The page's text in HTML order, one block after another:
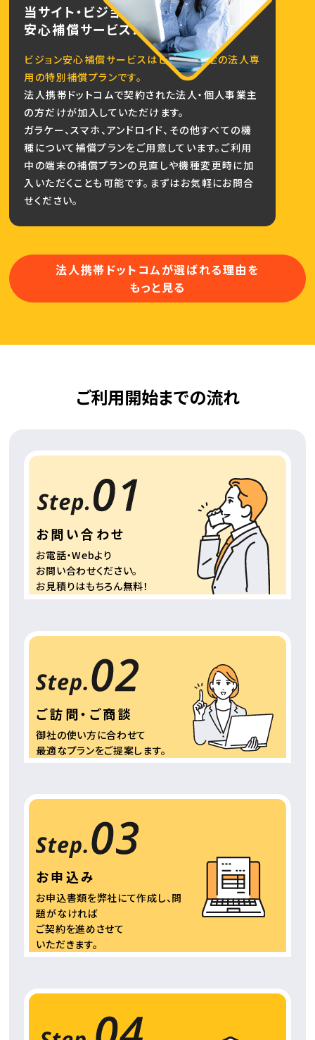
当サイト・ビジョン限定の
安心補償サービス！
ビジョン安心補償サービスはビジョン限定の法人専
用の特別補償プランです。
法人携帯ドットコムで契約された法人・個人事業主
の方だけが加入していただけます。
ガラケー、スマホ、アンドロイド、その他すべての機
種について補償プランをご用意しています。ご利用
中の端末の補償プランの見直しや機種変更時に加
入いただくことも可能です。まずはお気軽にお問合
せください。
法人携帯ドットコムが選ばれる理由を
もっと見る
ご利用開始までの流れ
お問い合わせ
お電話・Webより
お問い合わせください。
お見積りはもちろん無料！
ご訪問・ご商談
御社の使い方に合わせて
最適なプランをご提案します。
お申込み
お申込書類を弊社にて作成し、問
題がなければ
ご契約を進めさせて
いただきます。